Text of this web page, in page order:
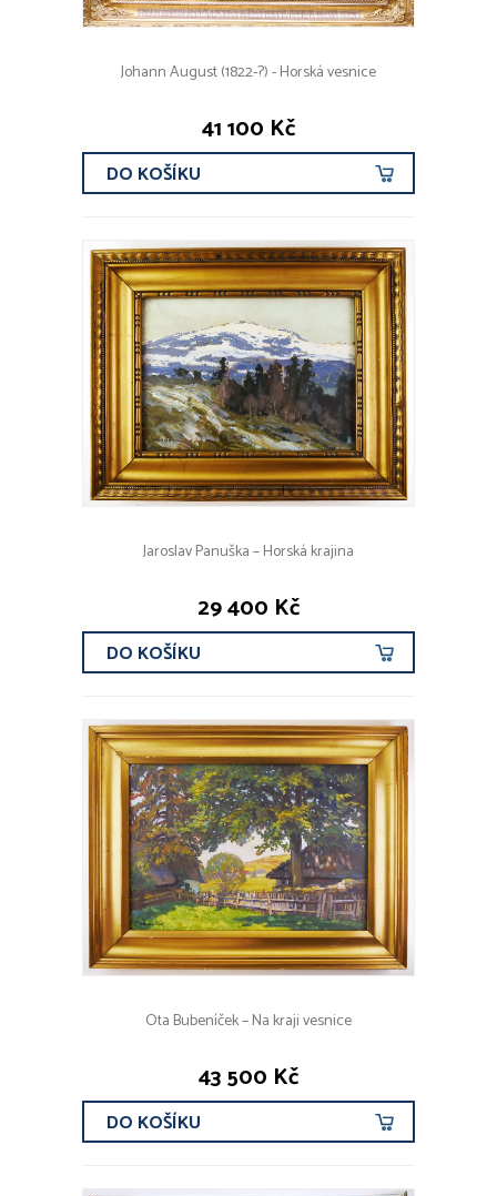
Johann August (1822-?) - Horská vesnice
41 100 Kč
DO KOŠÍKU
Jaroslav Panuška – Horská krajina
29 400 Kč
DO KOŠÍKU
Ota Bubeníček – Na kraji vesnice
43 500 Kč
DO KOŠÍKU